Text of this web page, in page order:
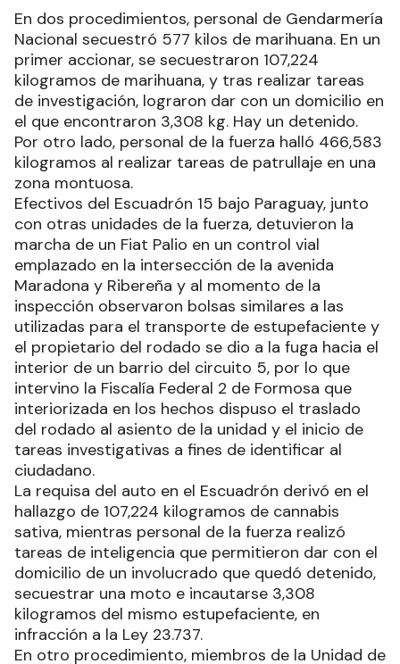
En dos procedimientos, personal de Gendarmería
Nacional secuestró 577 kilos de marihuana. En un
primer accionar, se secuestraron 107,224
kilogramos de marihuana, y tras realizar tareas
de investigación, lograron dar con un domicilio en
el que encontraron 3,308 kg. Hay un detenido.
Por otro lado, personal de la fuerza halló 466,583
kilogramos al realizar tareas de patrullaje en una
zona montuosa.
Efectivos del Escuadrón 15 bajo Paraguay, junto
con otras unidades de la fuerza, detuvieron la
marcha de un Fiat Palio en un control vial
emplazado en la intersección de la avenida
Maradona y Ribereña y al momento de la
inspección observaron bolsas similares a las
utilizadas para el transporte de estupefaciente y
el propietario del rodado se dio a la fuga hacia el
interior de un barrio del circuito 5, por lo que
intervino la Fiscalía Federal 2 de Formosa que
interiorizada en los hechos dispuso el traslado
del rodado al asiento de la unidad y el inicio de
tareas investigativas a fines de identificar al
ciudadano.
La requisa del auto en el Escuadrón derivó en el
hallazgo de 107,224 kilogramos de cannabis
sativa, mientras personal de la fuerza realizó
tareas de inteligencia que permitieron dar con el
domicilio de un involucrado que quedó detenido,
secuestrar una moto e incautarse 3,308
kilogramos del mismo estupefaciente, en
infracción a la Ley 23.737.
En otro procedimiento, miembros de la Unidad de